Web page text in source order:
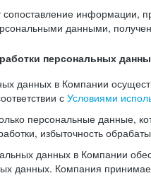
информации,
данными,
персональных
данных в Компании
с Условиями
персональные данные,
избыточность
данных в Компании
данных. Компания